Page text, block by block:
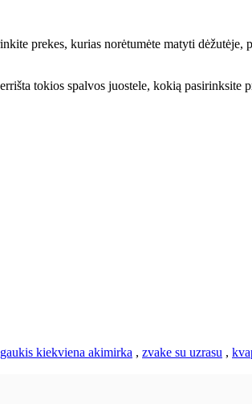
prekes, kurias norėtumėte matyti
tokios spalvos juostele, kokią pasirinksite
kiekviena akimirka , zvake su uzrasu ,